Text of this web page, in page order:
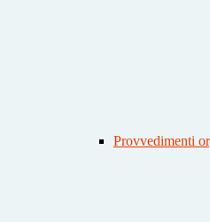
Provvedimenti